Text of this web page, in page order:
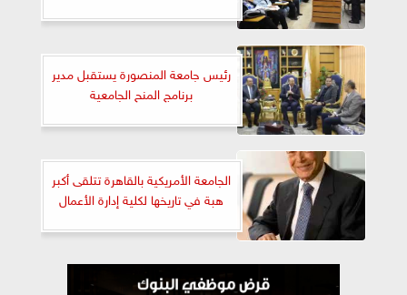
رئيس جامعة المنصورة يستقبل مدير
برنامج المنح الجامعية
الجامعة الأمريكية بالقاهرة تتلقى أكبر
هبة في تاريخها لكلية إدارة الأعمال